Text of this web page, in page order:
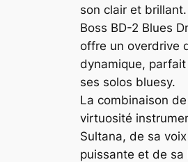
son clair et brillant.
Boss BD-2 Blues
offre un overdrive
dynamique,
ses solos bluesy.
La combinaison
virtuosité
Sultana, de sa voix
puissante et de sa